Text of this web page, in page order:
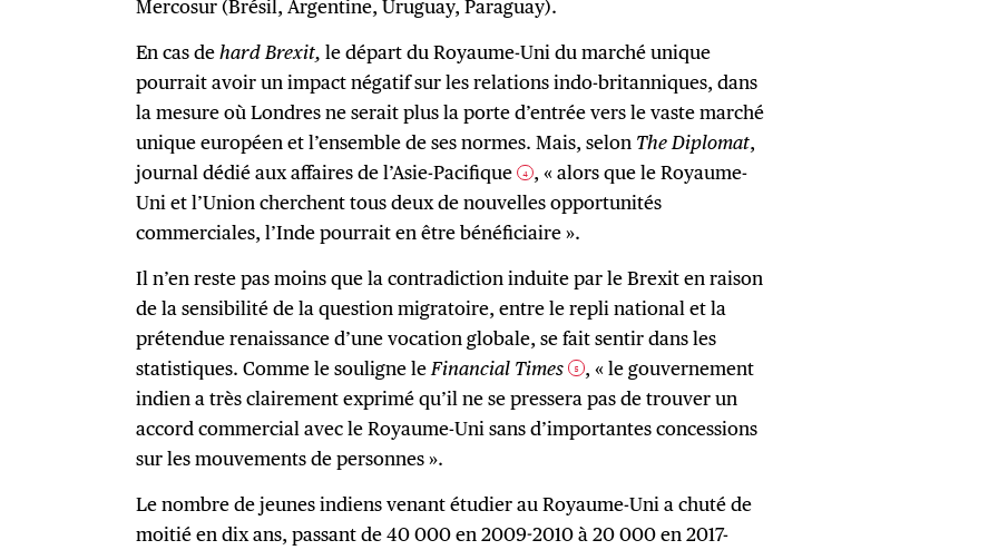
Mercosur (Brésil, Argentine, Uruguay, Paraguay).
En cas dehard Brexit, le départ du Royaume-Uni du marché unique
pourrait avoir un impact négatif sur les relations indo-britanniques, dans
la mesure où Londres ne serait plus la porte d’entrée vers le vaste marché
unique européen et l’ensemble de ses normes. Mais, selon The Diplomat,
journal dédié aux affaires de l’Asie-Pacifique 4 , « alors que le Royaume-
Uni et l’Union cherchent tous deux de nouvelles opportunités
commerciales, l’Inde pourrait en être bénéficiaire ».
Il n’en reste pas moins que la contradiction induite par le Brexit en raison
de la sensibilité de la question migratoire, entre le repli national et la
prétendue renaissance d’une vocation globale, se fait sentir dans les
statistiques. Comme le souligne le Financial Times 5 , « le gouvernement
indien a très clairement exprimé qu’il ne se pressera pas de trouver un
accord commercial avec le Royaume-Uni sans d’importantes concessions
sur les mouvements de personnes ».
Le nombre de jeunes indiens venant étudier au Royaume-Uni a chuté de
moitié en dix ans, passant de 40 000 en 2009-2010 à 20 000 en 2017-